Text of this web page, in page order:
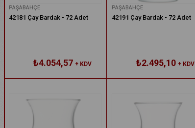
PAŞABAHÇE
42181 Çay Bardak - 72 Adet
₺4.054,57 + KDV
PAŞABAHÇE
42191 Çay Bardak - 72 Adet
₺2.495,10 + KDV